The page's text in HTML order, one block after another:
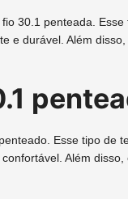
30.1 penteada. Esse
e durável. Além
Esse tipo de
Além